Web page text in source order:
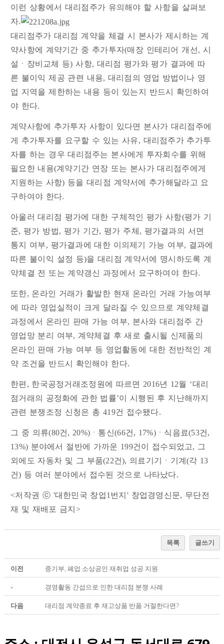
이런 상황에서 대리점주가 유의해야 할 사항을 살펴보
자.
대리점주가 대리점 계약을 체결 시 본사가 제시하는 계
약사항에 계약기간 중 추가투자(매장 인테리어 개선, 시
설ㆍ장비교체 등) 사항, 대리점 평가와 평가 결과에 따
른 불이익 제공 관련 내용, 대리점의 영업 방법이나 영
업 지역을 제한하는 내용 등이 있는지 반드시 확인하여
야 한다.
계약사항에 추가투자 사항이 있다면 본사가 대리점주에
게 추가투자를 요구할 수 있는 사유, 대리점주가 추가투
자를 하는 경우 대리점주는 본사에게 투자회수를 위해
필요한 내용(계약기간 연장 또는 본사가 대리점주에게
지원하는 사항) 등을 대리점 계약서에 추가해달라고 요
구하여야 한다.
아울러 대리점 평가에 대한 구체적인 평가 사항(평가 기
준, 평가 방법, 평가 기간, 평가 주체, 평가결과의 서면
통지 여부, 평가결과에 대한 이의제기 가능 여부, 결과에
따른 불이익 설정 등)을 대리점 계약서에 명시하도록 계
약체결 전 또는 계약갱신 과정에서 요구하여야 한다.
또한, 온라인 거래가 활발한 현재 온라인 거래 가능여부
에 따라 영업실적이 크게 달라질 수 있으므로 계약체결
과정에서 온라인 판매 가능 여부, 본사와 대리점주 간
영업망 분리 여부, 계약체결 후 새로 출시될 신제품의
온라인 판매 가능 여부 등 영업활동에 대한 전반적인 계
약 조건을 반드시 확인해야 한다.
한편, 한국공정거래조정원에 따르면 2016년 12월 ‘대리
점거래의 공정화에 관한 법률’이 시행된 후 지난해까지
관련 분쟁조정 신청은 총 419건 접수됐다.
그 중 의류(80건, 20%)ㆍ통신(66건, 17%)ㆍ식음료(53건,
13%) 분야에서 절반에 가까운 199건이 접수되었고, 그
외에도 자동차 및 그 부품(22건), 의료기기ㆍ기계(각 13
건) 등 여러 분야에서 접수된 것으로 나타났다.
<저작권 ⓒ '대한민국 창업1번지' 창업경영신문, 무단전
재 및 재배포 금지>
목록 글쓰기
이전 중기부, 폐업 소상공인 재취업 성공 지원
- 경영활동 간섭으로 인한 대리점 분쟁 사례
다음 대리점 계약종료 후 재고상품 반품 거절한다면?